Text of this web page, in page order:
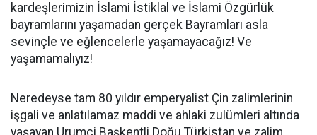
kardeşlerimizin İslami İstiklal ve İslami Özgürlük
bayramlarını yaşamadan gerçek Bayramları asla
sevinçle ve eğlencelerle yaşamayacağız! Ve
yaşamamalıyız!
Neredeyse tam 80 yıldır emperyalist Çin zalimlerinin
işgali ve anlatılamaz maddi ve ahlaki zulümleri altında
yaşayan Urumçi Başkentli Doğu Türkistan ve zalim